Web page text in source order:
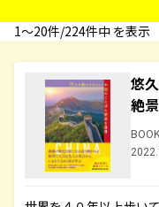
1〜20件/224件中 を表示
悠
絶